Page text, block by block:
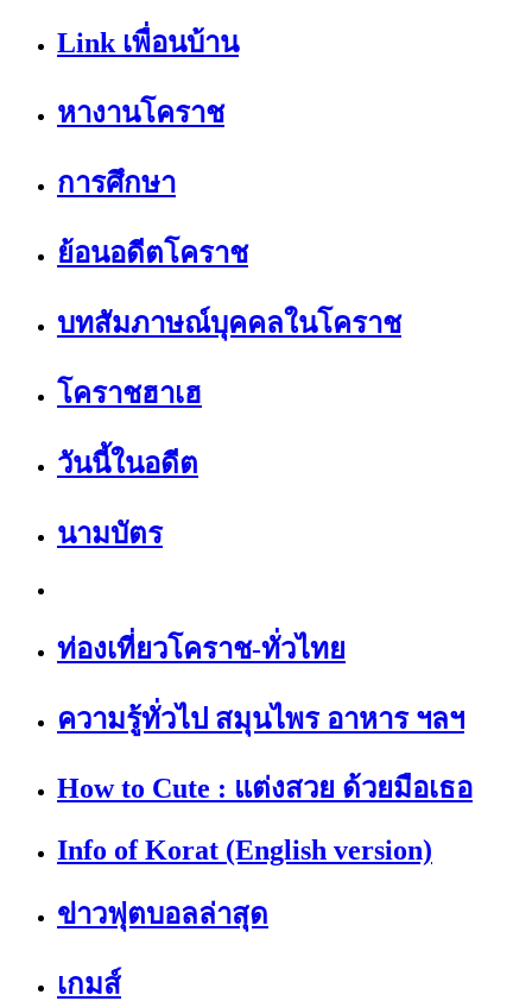
Link เพื่อนบ้าน
หางานโคราช
การศึกษา
ย้อนอดีตโคราช
บทสัมภาษณ์บุคคลในโคราช
โคราชฮาเฮ
วันนี้ในอดีต
นามบัตร
ท่องเที่ยวโคราช-ทั่วไทย
ความรู้ทั่วไป สมุนไพร อาหาร ฯลฯ
How to Cute : แต่งสวย ด้วยมือเธอ
Info of Korat (English version)
ข่าวฟุตบอลล่าสุด
เกมส์